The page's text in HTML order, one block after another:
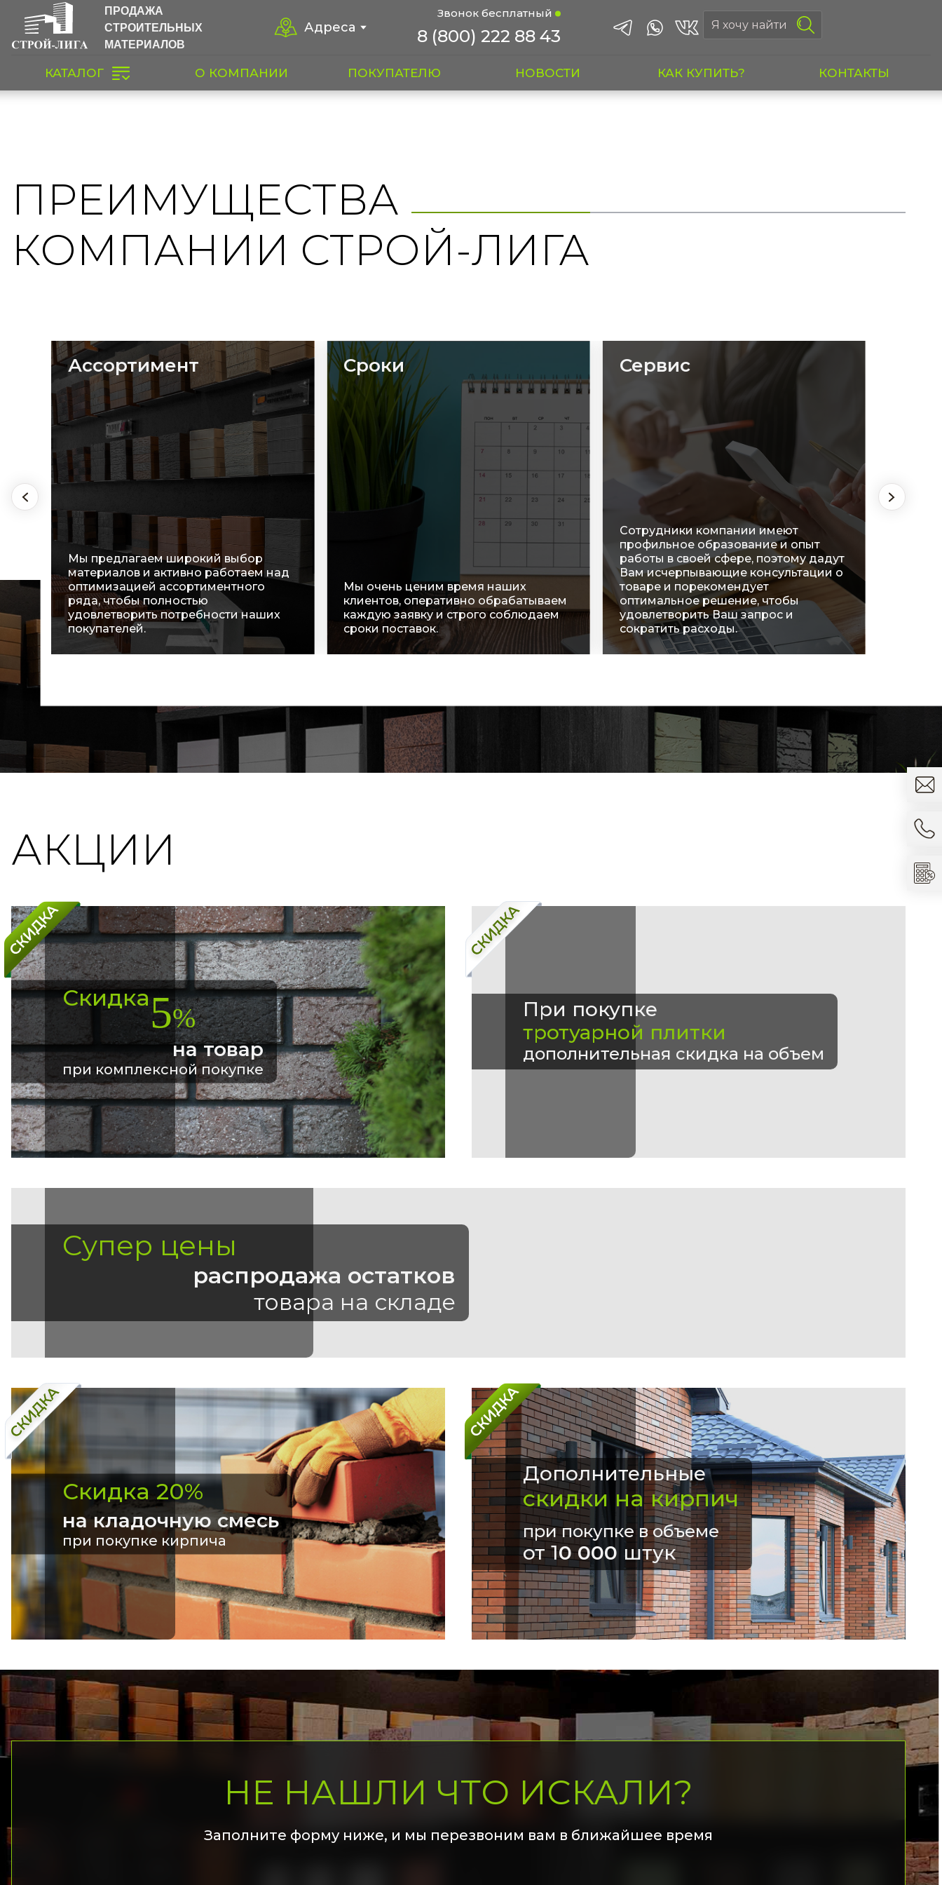
ПРОДАЖА
СТРОИТЕЛЬНЫХ
МАТЕРИАЛОВ
Адреса
Звонок бесплатный
8 (800) 222 88 43
КАТАЛОГ О КОМПАНИИ ПОКУПАТЕЛЮ НОВОСТИ КАК КУПИТЬ? КОНТАКТЫ
ПРЕИМУЩЕСТВА
КОМПАНИИ СТРОЙ-ЛИГА
Ассортимент
Мы предлагаем широкий выбор
материалов и активно работаем над
оптимизацией ассортиментного
ряда, чтобы полностью
удовлетворить потребности наших
покупателей.
Сроки
Мы очень ценим время наших
клиентов, оперативно обрабатываем
каждую заявку и строго соблюдаем
сроки поставок.
Сервис
Сотрудники компании имеют
профильное образование и опыт
работы в своей сфере, поэтому дадут
Вам исчерпывающие консультации о
товаре и порекомендует
оптимальное решение, чтобы
удовлетворить Ваш запрос и
сократить расходы.
АКЦИИ
Скидка5%
на товар
при комплексной покупке
При покупке
тротуарной плитки
дополнительная скидка на объем
Супер цены
распродажа остатков
товара на складе
Скидка 20%
на кладочную смесь
при покупке кирпича
Дополнительные
скидки на кирпич
при покупке в объеме
от 10 000 штук
НЕ НАШЛИ ЧТО ИСКАЛИ?
Заполните форму ниже, и мы перезвоним вам в ближайшее время